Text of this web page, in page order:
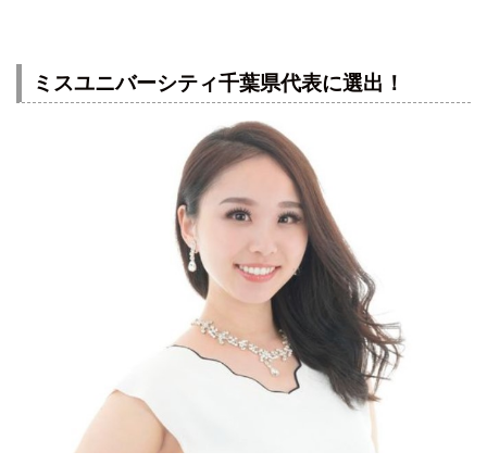
ミスユニバーシティ千葉県代表に選出！